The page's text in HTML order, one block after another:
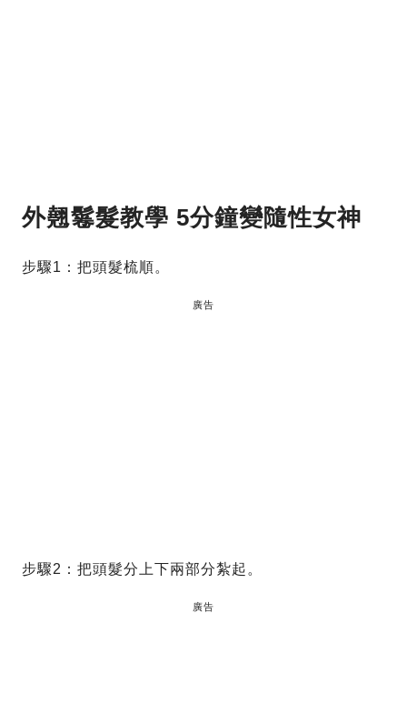
外翹鬈髮教學 5分鐘變隨性女神
步驟1：把頭髮梳順。
廣告
步驟2：把頭髮分上下兩部分紮起。
廣告